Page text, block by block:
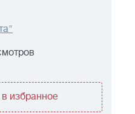
избранное